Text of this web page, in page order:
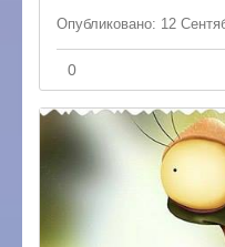
Опубликовано: 12
0